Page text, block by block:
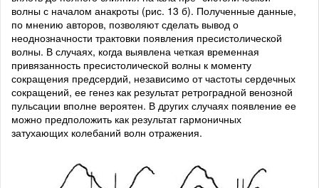
волны с началом анакроты (рис. 13 б). Полученные данные,
по мнению авторов, позволяют сделать вывод о
неоднозначности трактовки появления пресистолической
волны. В случаях, когда выявлена четкая временная
привязанность пресистолической волны к моменту
сокращения предсердий, независимо от частоты сердечных
сокращений, ее генез как результат ретроградной венозной
пульсации вполне вероятен. В других случаях появление ее
можно предположить как результат гармоничных
затухающих колебаний волн отражения.